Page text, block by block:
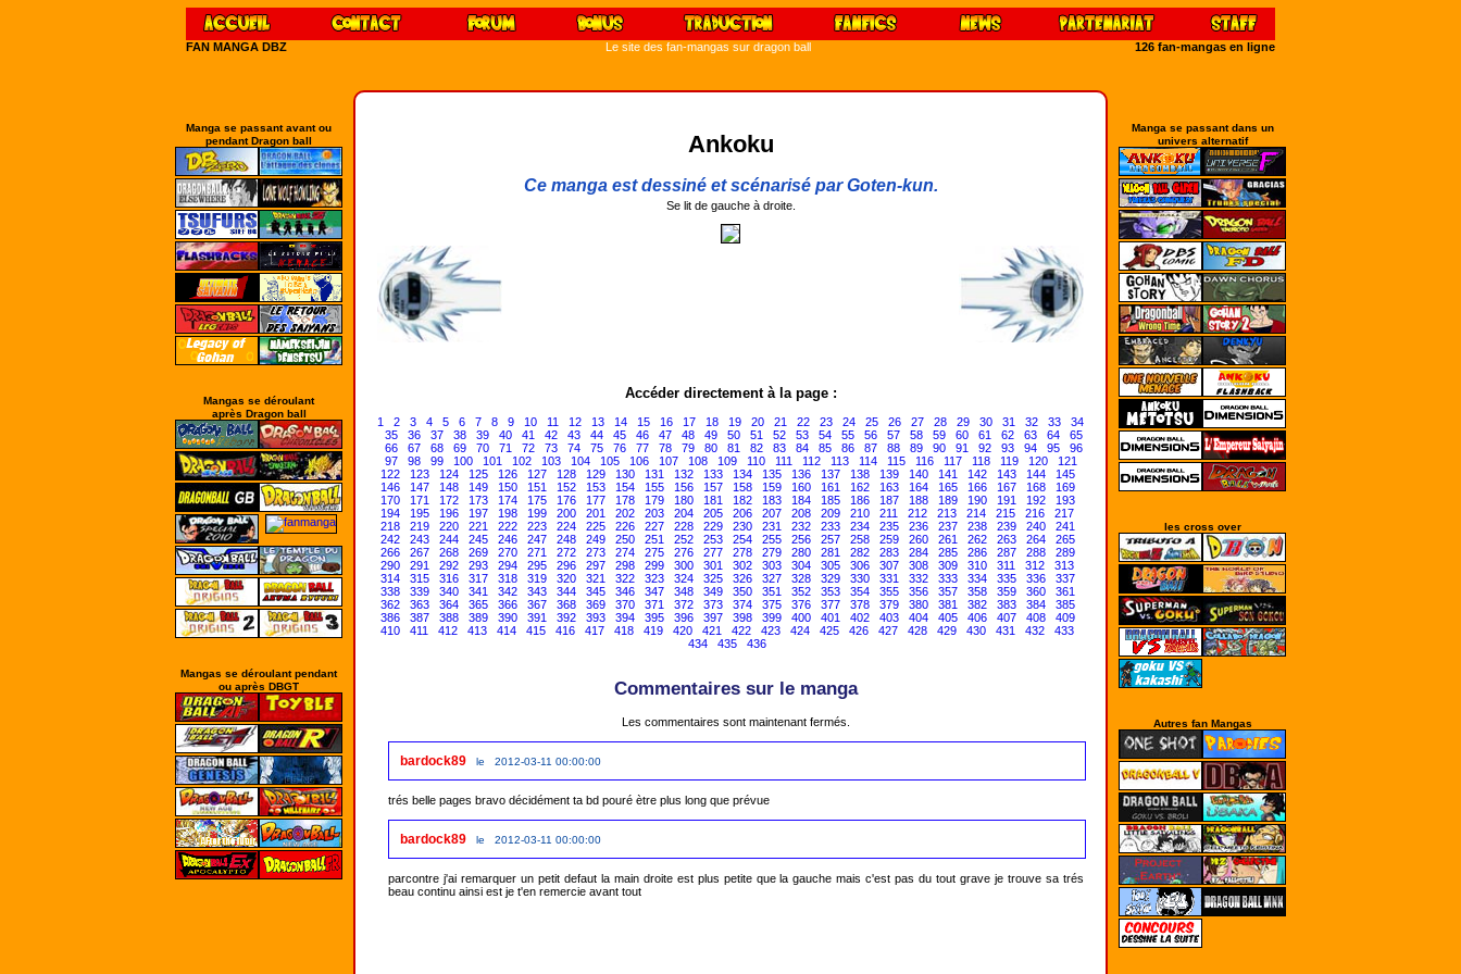
FAN MANGA DBZ Le site des fan-mangas sur dragon ball 126 fan-mangas en ligne
Manga se passant dans un
univers alternatif
les cross over
Autres fan Mangas
Manga se passant avant ou
pendant Dragon ball
Mangas se déroulant
après Dragon ball
Mangas se déroulant pendant
ou après DBGT
Ankoku
Ce manga est dessiné et scénarisé par Goten-kun.
Se lit de gauche à droite.
Accéder directement à la page :
1 2 3 4 5 6 7 8 9 10 11 12 13 14 15 16 17 18 19 20 21 22 23 24 25 26 27 28 29 30 31 32 33
34
35
36 37 38 39 40 41 42 43 44 45 46 47 48 49 50 51 52 53 54 55 56 57 58 59 60 61 62 63 64
65
66
67 68 69 70 71 72 73 74 75 76 77 78 79 80 81 82 83 84 85 86 87 88 89 90 91 92 93 94 95
96
97
98 99 100 101 102 103 104 105 106 107 108 109 110 111 112 113 114 115 116 117 118 119 120
121
122
123 124 125 126 127 128 129 130 131 132 133 134 135 136 137 138 139 140 141 142 143 144
145
146
147 148 149 150 151 152 153 154 155 156 157 158 159 160 161 162 163 164 165 166 167 168
169
170
171 172 173 174 175 176 177 178 179 180 181 182 183 184 185 186 187 188 189 190 191 192
193
194
195 196 197 198 199 200 201 202 203 204 205 206 207 208 209 210 211 212 213 214 215 216
217
218
219 220 221 222 223 224 225 226 227 228 229 230 231 232 233 234 235 236 237 238 239 240
241
242
243 244 245 246 247 248 249 250 251 252 253 254 255 256 257 258 259 260 261 262 263 264
265
266
267 268 269 270 271 272 273 274 275 276 277 278 279 280 281 282 283 284 285 286 287 288
289
290
291 292 293 294 295 296 297 298 299 300 301 302 303 304 305 306 307 308 309 310 311 312
313
314
315 316 317 318 319 320 321 322 323 324 325 326 327 328 329 330 331 332 333 334 335 336
337
338
339 340 341 342 343 344 345 346 347 348 349 350 351 352 353 354 355 356 357 358 359 360
361
362
363 364 365 366 367 368 369 370 371 372 373 374 375 376 377 378 379 380 381 382 383 384
385
386
387 388 389 390 391 392 393 394 395 396 397 398 399 400 401 402 403 404 405 406 407 408
409
410
411 412 413 414 415 416 417 418 419 420 421 422 423 424 425 426 427 428 429 430 431 432
433
434
435 436
Commentaires sur le manga
Les commentaires sont maintenant fermés.
bardock89 le 2012-03-11 00:00:00
trés belle pages bravo décidément ta bd pouré ètre plus long que prévue
bardock89 le 2012-03-11 00:00:00
parcontre j'ai remarquer un petit defaut la main droite est plus petite que la gauche mais c'est pas du tout grave je trouve sa trés
beau continu ainsi est je t'en remercie avant tout